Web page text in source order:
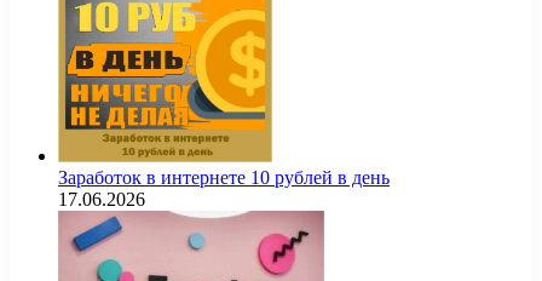
Заработок в интернете 10 рублей в день
17.06.2026